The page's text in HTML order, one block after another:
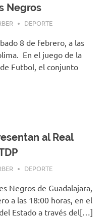
Negros
DEPORTE
8 de febrero, a las
En el juego de la
Futbol, el conjunto
al Real
DEPORTE
Negros de Guadalajara,
a las 18:00 horas, en el
Estado a través del[…]